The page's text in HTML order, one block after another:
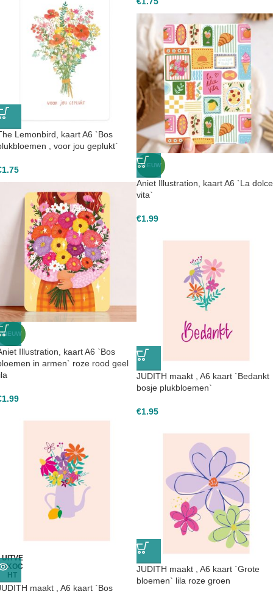
Lemonbird, kaart A6 `Bos
, voor jou geplukt`
1.75 NIEUW
Aniet Illustration, kaart A6 `La dolce
vita`
€1.99
NIEUW
Illustration, kaart A6 `Bos
in armen` roze rood geel
1.99
JUDITH maakt , A6 kaart `Bedankt
bosje plukbloemen`
€1.95
UITVE
RKOC
HT
maakt , A6 kaart `Bos
JUDITH maakt , A6 kaart `Grote
bloemen` lila roze groen